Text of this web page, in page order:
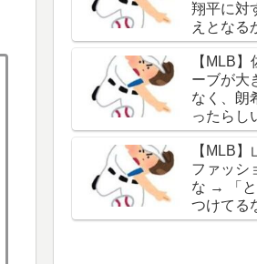
翔平に対
えとなる
ら神格化
のキャ
んの一握
谷の名前
ック数稼
【MLB
ーブが大
なく、朗
ったらし
が出るっ
証拠だ
的なもの
がいい方
いことだ
【MLB
ファッシ
な → 「
つけてる
は真逆だ